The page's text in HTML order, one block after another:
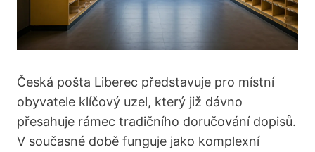
Česká pošta Liberec představuje pro místní
obyvatele klíčový uzel, který již dávno
přesahuje rámec tradičního doručování dopisů.
V současné době funguje jako komplexní